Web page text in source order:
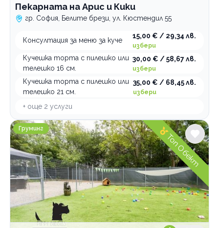
Пекарната на Арис и Кики
гр. София, Белите брези, ул. Кюстендил 55
Консултация за меню за куче
15,00 € / 29,34 лв.
избери
Кучешка торта с пилешко или
телешко 16 см.
30,00 € / 58,67 лв.
избери
Кучешка торта с пилешко или
телешко 21 см.
35,00 € / 68,45 лв.
избери
+ още 2 услуги
Puppy Bubbles Хотел и Груминг
Груминг
Топ Обект